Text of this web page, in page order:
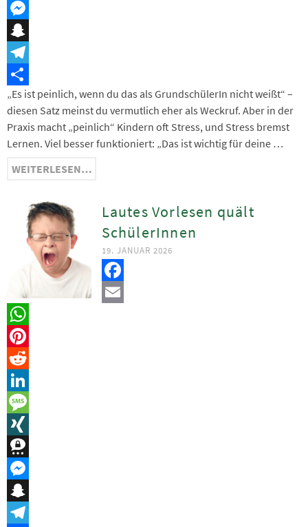
Threema
Messenger
Snapchat
Telegram
Teilen
„Es ist peinlich, wenn du das als GrundschülerIn nicht weißt“ –
diesen Satz meinst du vermutlich eher als Weckruf. Aber in der
Praxis macht „peinlich“ Kindern oft Stress, und Stress bremst
Lernen. Viel besser funktioniert: „Das ist wichtig für deine …
WEITERLESEN…
Lautes Vorlesen quält
SchülerInnen
19. JANUAR 2026
Facebook
Email
WhatsApp
Pinterest
Reddit
LinkedIn
Message
XING
Threema
Messenger
Snapchat